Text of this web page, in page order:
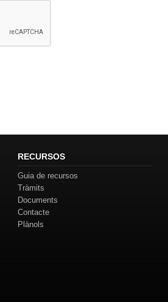
RECURSOS
Guia de recursos
Tràmits
Documents
Contacte
Plànols